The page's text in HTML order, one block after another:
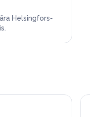
Helsingfors-